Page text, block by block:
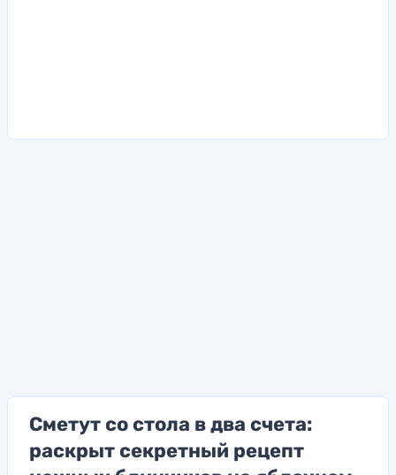
Сметут со стола в два счета:
раскрыт секретный рецепт